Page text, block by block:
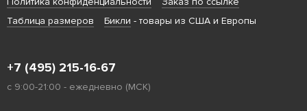
Таблица размеров
Бикли - товары из США и Европы
+7 (495) 215-16-67
с 9:00-21:00 - ежедневно (МСК)